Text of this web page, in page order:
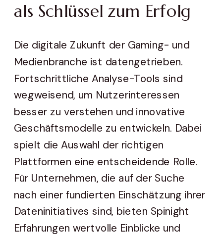
als Schlüssel zum Erfolg
Die digitale Zukunft der Gaming- und
Medienbranche ist datengetrieben.
Fortschrittliche Analyse-Tools sind
wegweisend, um Nutzerinteressen
besser zu verstehen und innovative
Geschäftsmodelle zu entwickeln. Dabei
spielt die Auswahl der richtigen
Plattformen eine entscheidende Rolle.
Für Unternehmen, die auf der Suche
nach einer fundierten Einschätzung ihrer
Dateninitiatives sind, bieten Spinight
Erfahrungen wertvolle Einblicke und